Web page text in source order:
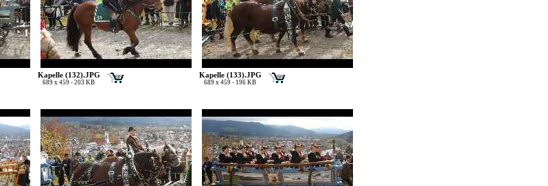
Kapelle (132).JPG
689 x 459 - 203 KB
Kapelle (133).JPG
689 x 459 - 196 KB